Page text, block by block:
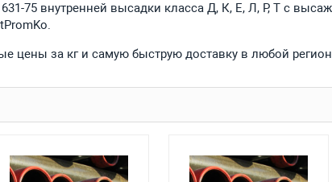
75 внутренней высадки класса Д, К, Е, Л, Р, Т с
цены за кг и самую быструю доставку в любой